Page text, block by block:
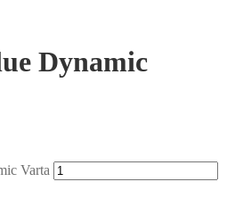
Dynamic
Varta